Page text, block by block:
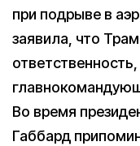
при подрыве в
заявила, что
Во время
Габбард